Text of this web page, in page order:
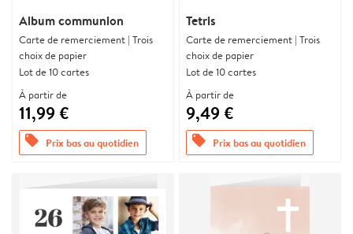
Album communion
Carte de remerciement | Trois
choix de papier
Lot de 10 cartes
À partir de
11,99 €
offers Prix bas au quotidien
Tetris
Carte de remerciement | Trois
choix de papier
Lot de 10 cartes
À partir de
9,49 €
offers Prix bas au quotidien